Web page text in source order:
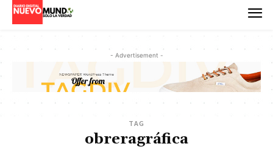
- Advertisement -
TAG
obreragráfica